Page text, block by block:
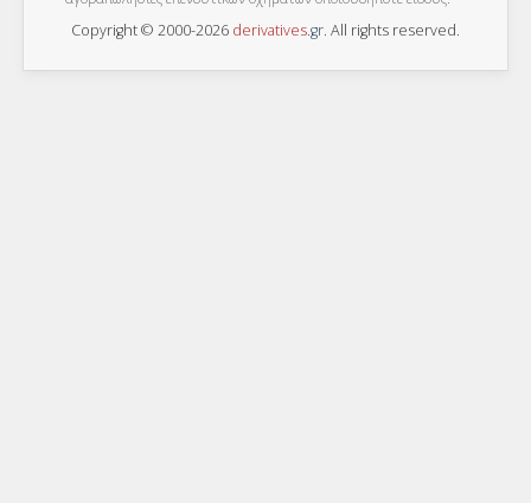
Copyright © 2000-2026 derivatives.gr. All rights reserved.